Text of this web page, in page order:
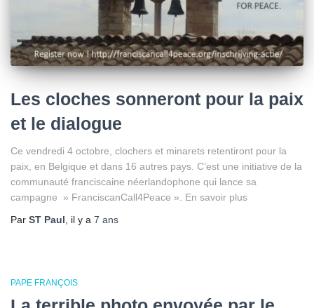
Les cloches sonneront pour la paix
et le dialogue
Ce vendredi 4 octobre, clochers et minarets retentiront pour la
paix, en Belgique et dans 16 autres pays. C’est une initiative de la
communauté franciscaine néerlandophone qui lance sa
campagne » FranciscanCall4Peace ». En savoir plus
Par ST Paul , il y a 7 ans
PAPE FRANÇOIS